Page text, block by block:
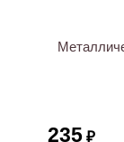
235 ₽